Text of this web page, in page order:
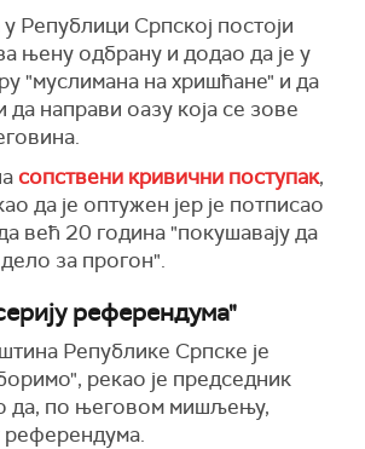
Републици Српској постоји
њену одбрану и додао да је у
"муслимана на хришћане" и да
да направи оазу која се зове
сопствени кривични поступак,
да је оптужен јер је потписао
већ 20 година "покушавају да
за прогон".
референдума"
Републике Српске је
рекао је председник
да, по његовом мишљењу,
референдума.